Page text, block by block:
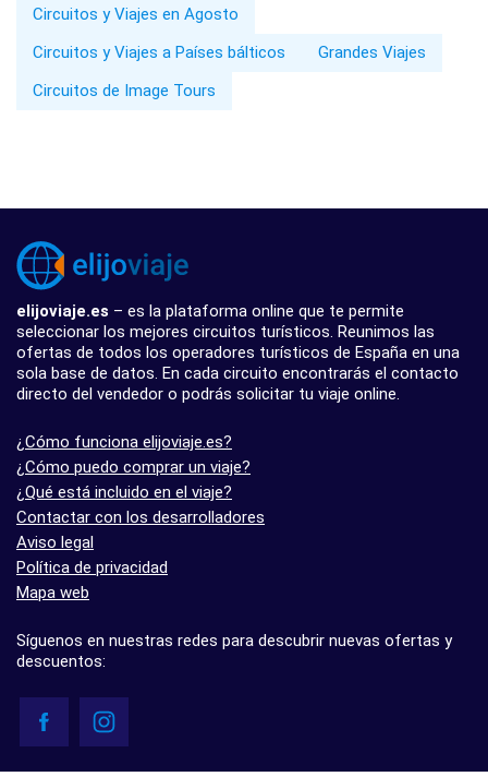
Circuitos y Viajes en Agosto
Circuitos y Viajes a Países bálticos
Grandes Viajes
Circuitos de Image Tours
elijoviaje.es – es la plataforma online que te permite
seleccionar los mejores circuitos turísticos. Reunimos las
ofertas de todos los operadores turísticos de España en una
sola base de datos. En cada circuito encontrarás el contacto
directo del vendedor o podrás solicitar tu viaje online.
¿Cómo funciona elijoviaje.es?
¿Cómo puedo comprar un viaje?
¿Qué está incluido en el viaje?
Contactar con los desarrolladores
Aviso legal
Política de privacidad
Mapa web
Síguenos en nuestras redes para descubrir nuevas ofertas y
descuentos: